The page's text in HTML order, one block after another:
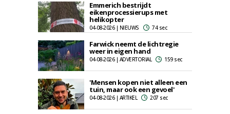
Emmerich bestrijdt
eikenprocessierups met
helikopter
04-08-2026 | NIEUWS 74 sec
Farwick neemt de lichtregie
weer in eigen hand
04-08-2026 | ADVERTORIAL 159 sec
'Mensen kopen niet alleen een
tuin, maar ook een gevoel'
04-08-2026 | ARTIKEL 207 sec